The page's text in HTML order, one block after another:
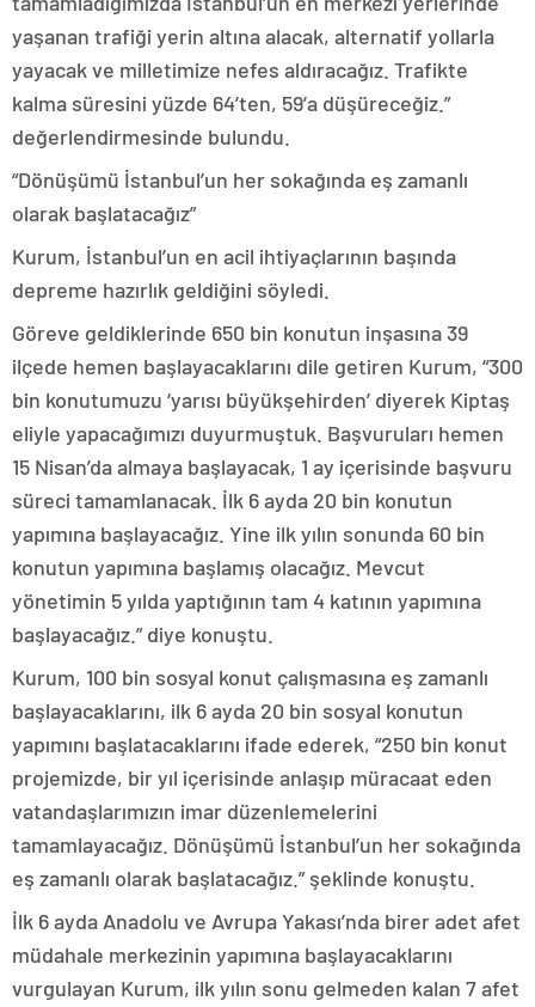
yaşanan trafiği yerin altına alacak, alternatif yollarla
yayacak ve milletimize nefes aldıracağız. Trafikte
kalma süresini yüzde 64’ten, 59’a düşüreceğiz.”
değerlendirmesinde bulundu.
“Dönüşümü İstanbul’un her sokağında eş zamanlı
olarak başlatacağız”
Kurum, İstanbul’un en acil ihtiyaçlarının başında
depreme hazırlık geldiğini söyledi.
Göreve geldiklerinde 650 bin konutun inşasına 39
ilçede hemen başlayacaklarını dile getiren Kurum, “300
bin konutumuzu ‘yarısı büyükşehirden’ diyerek Kiptaş
eliyle yapacağımızı duyurmuştuk. Başvuruları hemen
15 Nisan’da almaya başlayacak, 1 ay içerisinde başvuru
süreci tamamlanacak. İlk 6 ayda 20 bin konutun
yapımına başlayacağız. Yine ilk yılın sonunda 60 bin
konutun yapımına başlamış olacağız. Mevcut
yönetimin 5 yılda yaptığının tam 4 katının yapımına
başlayacağız.” diye konuştu.
Kurum, 100 bin sosyal konut çalışmasına eş zamanlı
başlayacaklarını, ilk 6 ayda 20 bin sosyal konutun
yapımını başlatacaklarını ifade ederek, “250 bin konut
projemizde, bir yıl içerisinde anlaşıp müracaat eden
vatandaşlarımızın imar düzenlemelerini
tamamlayacağız. Dönüşümü İstanbul’un her sokağında
eş zamanlı olarak başlatacağız.” şeklinde konuştu.
İlk 6 ayda Anadolu ve Avrupa Yakası’nda birer adet afet
müdahale merkezinin yapımına başlayacaklarını
vurgulayan Kurum, ilk yılın sonu gelmeden kalan 7 afet